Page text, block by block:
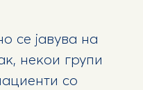
се јавува на
некои групи
со